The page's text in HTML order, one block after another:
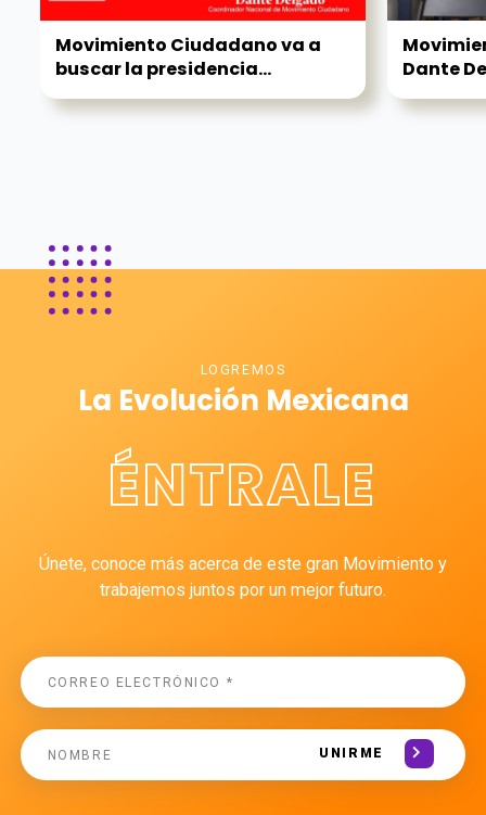
Movimiento Ciudadano va a
buscar la presidencia...
Dante
LOGREMOS
La Evolución Mexicana
ÉNTRALE
Únete, conoce más acerca de este gran Movimiento y
trabajemos juntos por un mejor futuro.
UNIRME